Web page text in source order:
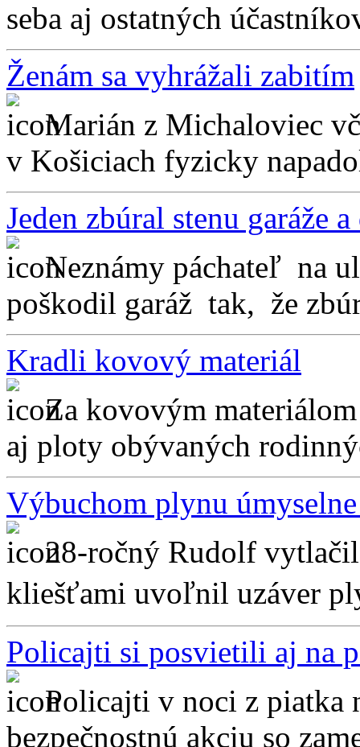
seba aj ostatných
Ženám sa vyhrážali zabitím
Marián z Michaloviec
v Košiciach fyzicky
Jeden zbúral stenu garáže
Neznámy páchateľ na
poškodil garáž tak, že
Kradli kovový materiál
Za kovovým
aj ploty obývaných
Výbuchom plynu
28-ročný Rudolf
kliešťami uvoľnil uzáver
Policajti si posvietili aj na
Policajti v noci z piatka
bezpečnostnú akciu so